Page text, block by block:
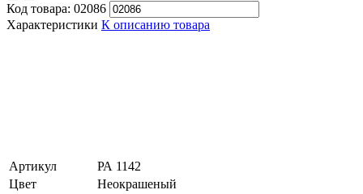
Код товара: 02086
Характеристики К описанию товара
Артикул
РА 1142
Цвет
Неокрашеный